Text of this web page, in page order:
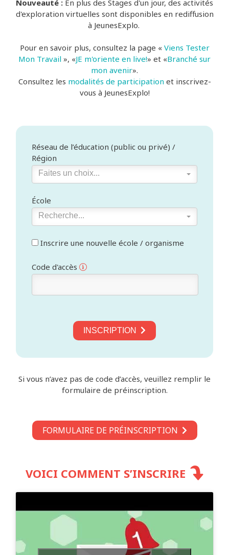
Nouveauté : En plus des Stages d'un jour, des activités
d'exploration virtuelles sont disponibles en rediffusion
à JeunesExplo.
Pour en savoir plus, consultez la page « Viens Tester
Mon Travail », «JE m'oriente en live!» et «Branché sur
mon avenir».
Consultez les modalités de participation et inscrivez-
vous à JeunesExplo!
Réseau de l’éducation (public ou privé) /
Région
Faites un choix...
École
Recherche...
Inscrire une nouvelle école / organisme
Code d'accès
INSCRIPTION
Si vous n’avez pas de code d’accès, veuillez remplir le
formulaire de préinscription.
FORMULAIRE DE PRÉINSCRIPTION
VOICI COMMENT S’INSCRIRE